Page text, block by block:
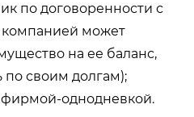
по договоренности с
может
на ее баланс,
по своим долгам);
фирмой-однодневкой.